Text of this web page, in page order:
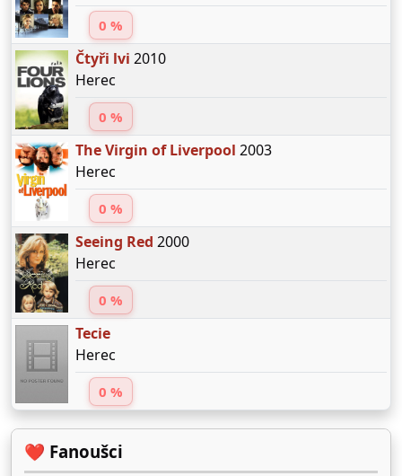
0 %
Čtyři lvi 2010
Herec
0 %
The Virgin of Liverpool 2003
Herec
0 %
Seeing Red 2000
Herec
0 %
Tecie
Herec
0 %
❤️ Fanoušci